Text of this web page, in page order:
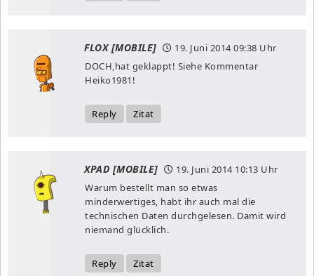
FLOX [MOBILE] 19. Juni 201409:38 Uhr
DOCH,hat geklappt! Siehe Kommentar
Heiko1981!
Reply Zitat
XPAD [MOBILE] 19. Juni 201410:13 Uhr
Warum bestellt man so etwas
minderwertiges, habt ihr auch mal die
technischen Daten durchgelesen. Damit wird
niemand glücklich.
Reply Zitat